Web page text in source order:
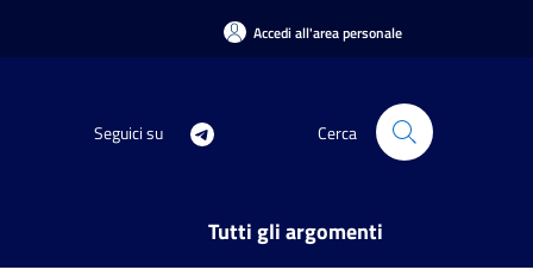
Accedi all'area personale
Seguici su Cerca
Tutti gli argomenti